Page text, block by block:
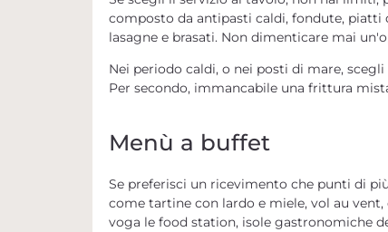
composto da antipasti caldi, fondute, piatti
lasagne e brasati. Non dimenticare mai
Nei periodo caldi, o nei posti di mare,
Per secondo, immancabile una frittura
Menù a buffet
Se preferisci un ricevimento che punti di
come tartine con lardo e miele, vol au
voga le food station, isole gastronomiche